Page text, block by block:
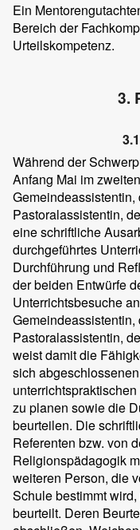
Ein
Bereich der
Urteilskompetenz.
3.
Während der
Anfang Mai im
Pastoralassistentin,
eine schriftliche
durchgeführtes
Durchführung und
der beiden Entwürfe
Unterrichtsbesuche
Pastoralassistentin,
weist damit die
sich
zu planen sowie die
beurteilen. Die
Referenten bzw. von
Religionspädagogik
weiteren Person, die
Schule bestimmt
beurteilt. Deren